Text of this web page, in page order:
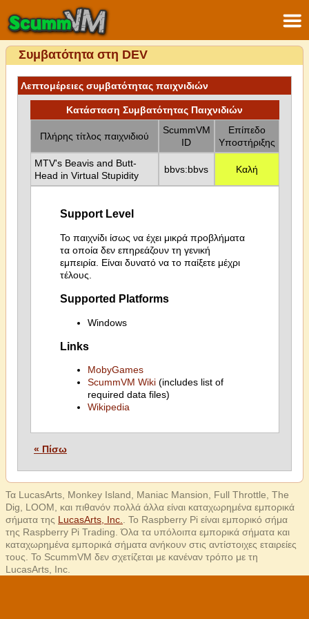
Συμβατότητα στη DEV
Λεπτομέρειες συμβατότητας παιχνιδιών
Κατάσταση Συμβατότητας Παιχνιδιών
Πλήρης τίτλος παιχνιδιού
ScummVM
ID
Επίπεδο
Υποστήριξης
MTV's Beavis and Butt-
Head in Virtual Stupidity
bbvs:bbvs Καλή
Support Level
Το παιχνίδι ίσως να έχει μικρά προβλήματα
τα οποία δεν επηρεάζουν τη γενική
εμπειρία. Είναι δυνατό να το παίξετε μέχρι
τέλους.
Supported Platforms
Windows
Links
MobyGames
ScummVM Wiki(includes list of
required data files)
Wikipedia
« Πίσω
Τα LucasArts, Monkey Island, Maniac Mansion, Full Throttle, The
Dig, LOOM, και πιθανόν πολλά άλλα είναι καταχωρημένα εμπορικά
σήματα της LucasArts, Inc.
. Το Raspberry Pi είναι εμπορικό σήμα
της Raspberry Pi Trading. Όλα τα υπόλοιπα εμπορικά σήματα και
καταχωρημένα εμπορικά σήματα ανήκουν στις αντίστοιχες εταιρείες
τους. Το ScummVM δεν σχετίζεται με κανέναν τρόπο με τη
LucasArts, Inc.